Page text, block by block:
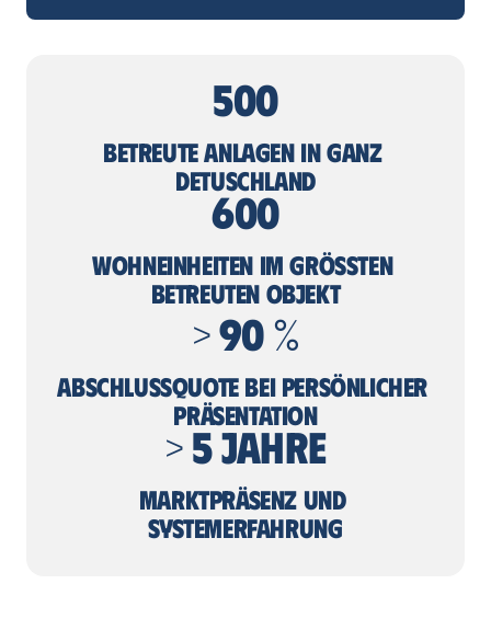
500
BETREUTE ANLAGEN IN GANZ
DETUSCHLAND
600
WOHNEINHEITEN IM GRÖSSTEN B
ETREUTEN OBJEKT
> 90 %
ABSCHLUSSQUOTE BEI PERSÖNLICHER
PRÄSENTATION
> 5 JAHRE
MARKTPRÄSENZ UND
SYSTEMERFAHRUNG